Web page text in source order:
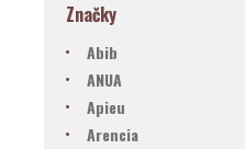
Značky
Abib
ANUA
Apieu
Arencia